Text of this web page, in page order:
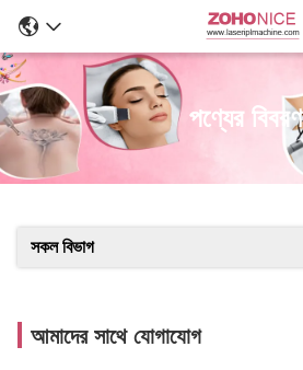
পণ্যের বিবরণ
সকল বিভাগ
আমাদের সাথে যোগাযোগ